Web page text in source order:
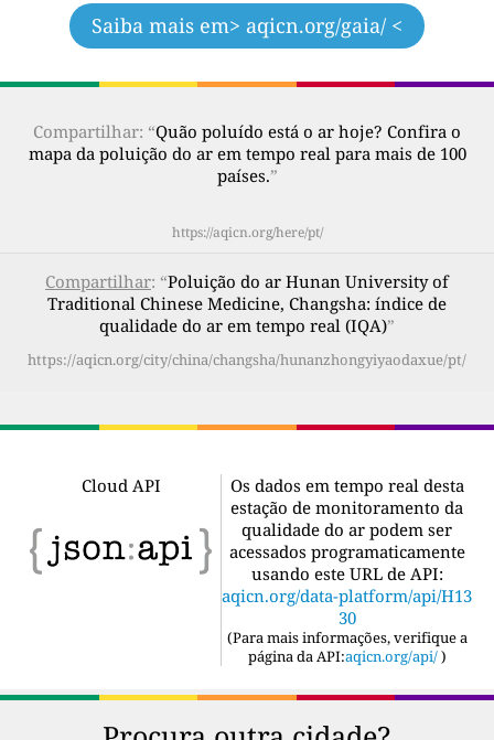
Saiba mais em> aqicn.org/gaia/ <
Compartilhar: “Quão poluído está o ar hoje? Confira o
mapa da poluição do ar em tempo real para mais de 100
países.”
https://aqicn.org/here/pt/
Compartilhar: “Poluição do ar Hunan University of
Traditional Chinese Medicine, Changsha: índice de
qualidade do ar em tempo real (IQA)”
https://aqicn.org/city/china/changsha/hunanzhongyiyaodaxue/pt/
Cloud API
Os dados em tempo real desta
estação de monitoramento da
qualidade do ar podem ser
acessados programaticamente
usando este URL de API:
aqicn.org/data-platform/api/H13
30
(Para mais informações, verifique a
página da API:aqicn.org/api/ )